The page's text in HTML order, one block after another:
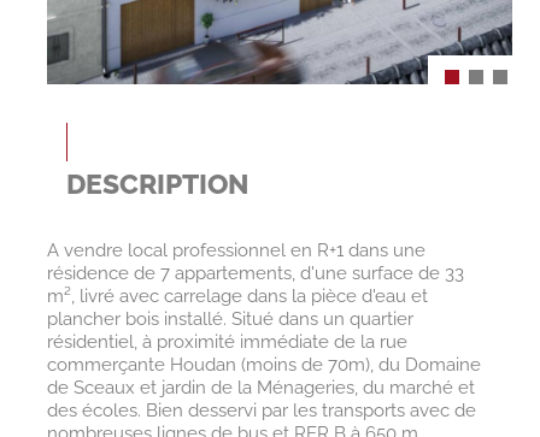
DESCRIPTION
A vendre local professionnel en R+1 dans une
résidence de 7 appartements, d'une surface de 33
m², livré avec carrelage dans la pièce d'eau et
plancher bois installé. Situé dans un quartier
résidentiel, à proximité immédiate de la rue
commerçante Houdan (moins de 70m), du Domaine
de Sceaux et jardin de la Ménageries, du marché et
des écoles. Bien desservi par les transports avec de